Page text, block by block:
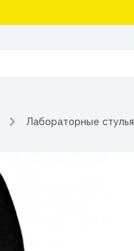
Лабораторные стулья